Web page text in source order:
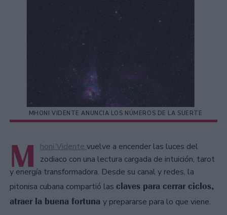
MHONI VIDENTE ANUNCIA LOS NÚMEROS DE LA SUERTE
M honi Vidente vuelve a encender las luces del
zodiaco con una lectura cargada de intuición, tarot
y energía transformadora. Desde su canal y redes, la
pitonisa cubana compartió las claves para cerrar ciclos,
atraer la buena fortuna y prepararse para lo que viene.